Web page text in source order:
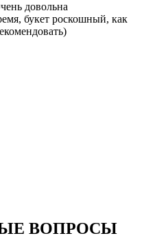
довольна
букет роскошный, как
ВОПРОСЫ